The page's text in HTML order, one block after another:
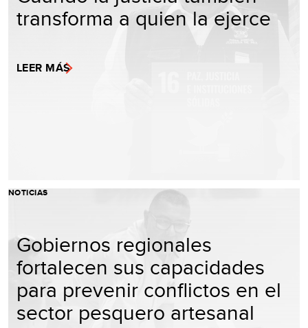
transforma a quien la ejerce
LEER MÁS
NOTICIAS
Gobiernos regionales
fortalecen sus capacidades
para prevenir conflictos en el
sector pesquero artesanal